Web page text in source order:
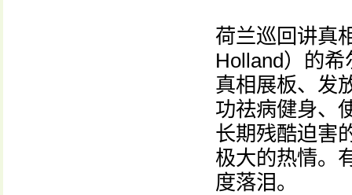
荷兰巡回讲真
Holland）的
真相展板、发
功祛病健身、
长期残酷迫害
极大的热情。
度落泪。